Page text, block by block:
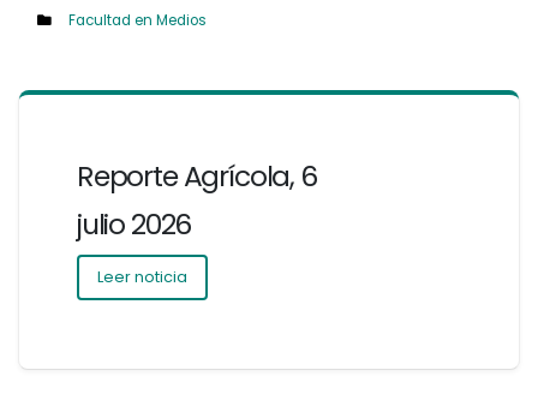
Facultad en Medios
Reporte Agrícola, 6
julio 2026
Leer noticia